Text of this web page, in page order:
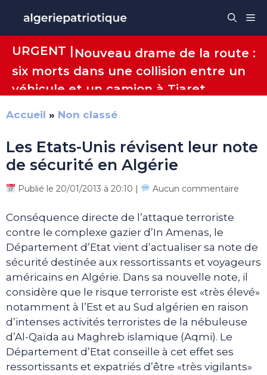
contenu
URGENT | Nouveau drame de la route :
six morts dans une collision entre un
véhicule et un camion à Tiaret
Accueil » Non classé
Les Etats-Unis révisent leur note
de sécurité en Algérie
Publié le 20/01/2013 à 20:10 | Aucun commentaire
Conséquence directe de l’attaque terroriste
contre le complexe gazier d’In Amenas, le
Département d’Etat vient d’actualiser sa note de
sécurité destinée aux ressortissants et voyageurs
américains en Algérie. Dans sa nouvelle note, il
considère que le risque terroriste est «très élevé»
notamment à l’Est et au Sud algérien en raison
d’intenses activités terroristes de la nébuleuse
d’Al-Qaïda au Maghreb islamique (Aqmi). Le
Département d’Etat conseille à cet effet ses
ressortissants et expatriés d’être «très vigilants»